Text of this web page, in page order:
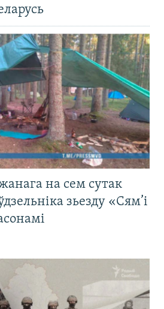
на сем сутак
зьезду «Сям’і